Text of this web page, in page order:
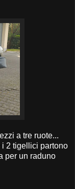
a tre ruote...
i 2 tigellici partono
per un raduno